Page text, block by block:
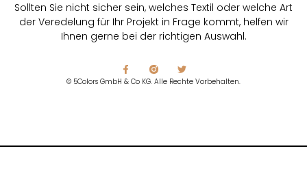
Sollten Sie nicht sicher sein, welches Textil oder welche Art
der Veredelung für Ihr Projekt in Frage kommt, helfen wir
Ihnen gerne bei der richtigen Auswahl.
© 5Colors GmbH & Co KG. Alle Rechte Vorbehalten.